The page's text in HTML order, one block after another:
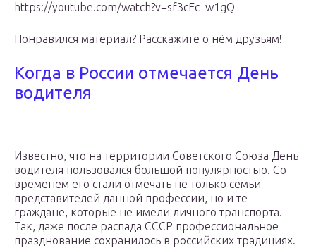
https://youtube.com/watch?v=sf3cEc_w1gQ
Понравился материал? Расскажите о нём друзьям!
Когда в России отмечается День
водителя
Известно, что на территории Советского Союза День
водителя пользовался большой популярностью. Со
временем его стали отмечать не только семьи
представителей данной профессии, но и те
граждане, которые не имели личного транспорта.
Так, даже после распада СССР профессиональное
празднование сохранилось в российских традициях.